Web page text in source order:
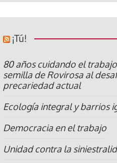
¡Tú!
80 años cuidando el
semilla de Rovirosa al
precariedad actual
Ecología integral y barrios
Democracia en el trabajo
Unidad contra la